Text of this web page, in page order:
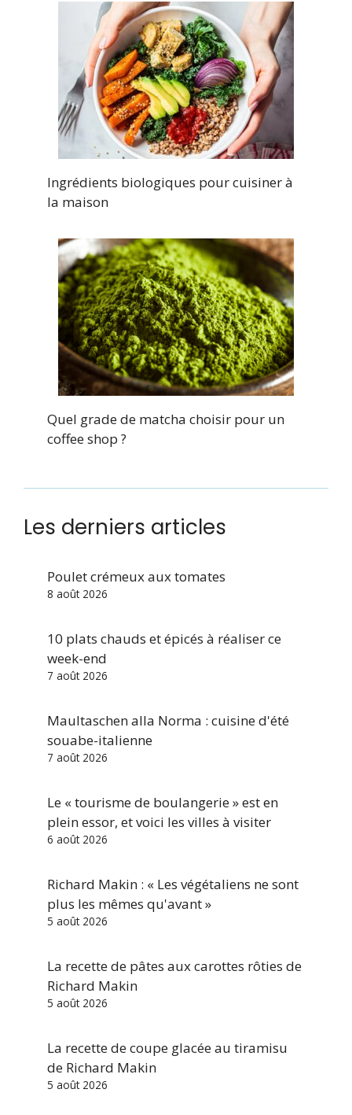
Ingrédients biologiques pour cuisiner à
la maison
Quel grade de matcha choisir pour un
coffee shop ?
Les derniers articles
Poulet crémeux aux tomates
8 août 2026
10 plats chauds et épicés à réaliser ce
week-end
7 août 2026
Maultaschen alla Norma : cuisine d'été
souabe-italienne
7 août 2026
Le « tourisme de boulangerie » est en
plein essor, et voici les villes à visiter
6 août 2026
Richard Makin : « Les végétaliens ne sont
plus les mêmes qu'avant »
5 août 2026
La recette de pâtes aux carottes rôties de
Richard Makin
5 août 2026
La recette de coupe glacée au tiramisu
de Richard Makin
5 août 2026